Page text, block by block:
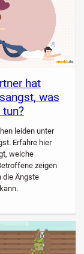
hat
was
leiden unter
Erfahre hier
welche
zeigen
die Ängste